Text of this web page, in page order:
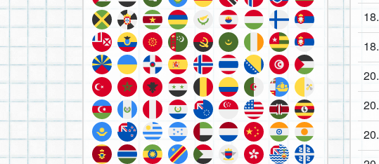
18.
18.
20.
20.
20.